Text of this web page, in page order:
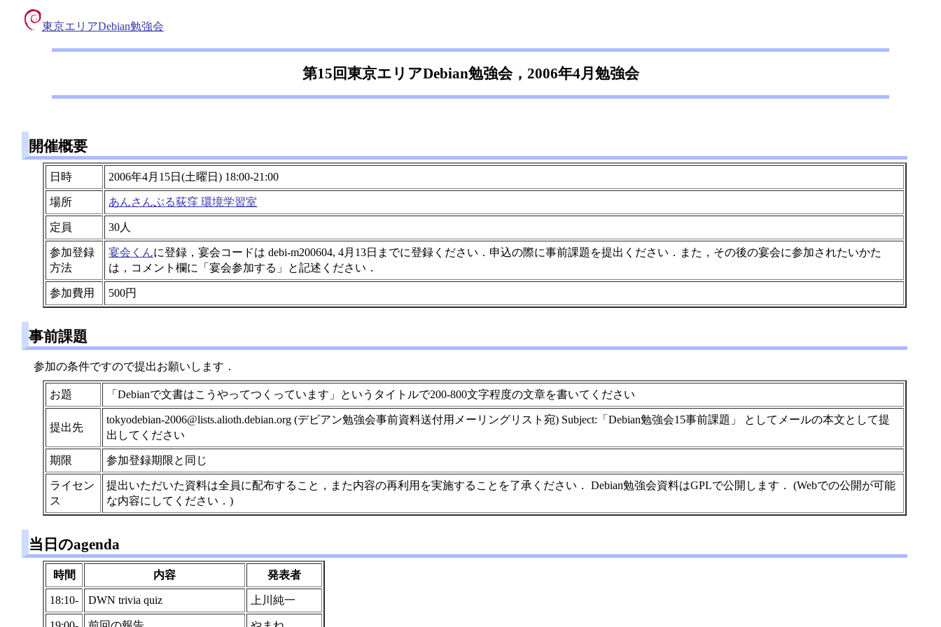
東京エリアDebian勉強会
第15回東京エリアDebian勉強会，2006年4月勉強会
開催概要
日時 2006年4月15日(土曜日) 18:00-21:00
場所 あんさんぶる荻窪 環境学習室
定員 30人
参加登録
方法
宴会くんに登録，宴会コードは debi-m200604, 4月13日までに登録ください．申込の際に事前課題を提出ください．また，その後の宴会に参加されたいかた
は，コメント欄に「宴会参加する」と記述ください．
参加費用 500円
事前課題
参加の条件ですので提出お願いします．
お題 「Debianで文書はこうやってつくっています」というタイトルで200-800文字程度の文章を書いてください
提出先
tokyodebian-2006@lists.alioth.debian.org (デビアン勉強会事前資料送付用メーリングリスト宛) Subject:「Debian勉強会15事前課題」 としてメールの本文として提
出してください
期限 参加登録期限と同じ
ライセン
ス
提出いただいた資料は全員に配布すること，また内容の再利用を実施することを了承ください． Debian勉強会資料はGPLで公開します． (Webでの公開が可能
な内容にしてください．)
当日のagenda
時間 内容 発表者
18:10- DWN trivia quiz 上川純一